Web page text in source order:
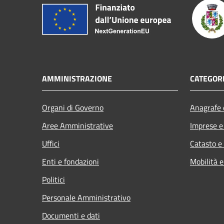
AMMINISTRAZIONE
Organi di Governo
Aree Amministrative
Uffici
Enti e fondazioni
Politici
Personale Amministrativo
Documenti e dati
Imprese
Catasto
Mobilità